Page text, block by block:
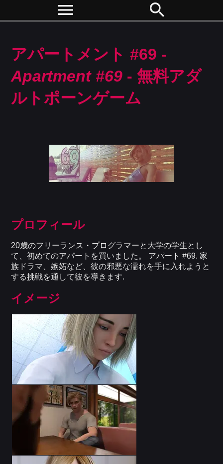
menu search
アパートメント #69 -
Apartment #69 - 無料アダ
ルトポーンゲーム
プロフィール
20歳のフリーランス・プログラマーと大学の学生とし
て、初めてのアパートを買いました。 アパート #69. 家
族ドラマ、嫉妬など、彼の邪悪な濡れを手に入れようと
する挑戦を通して彼を導きます.
イメージ